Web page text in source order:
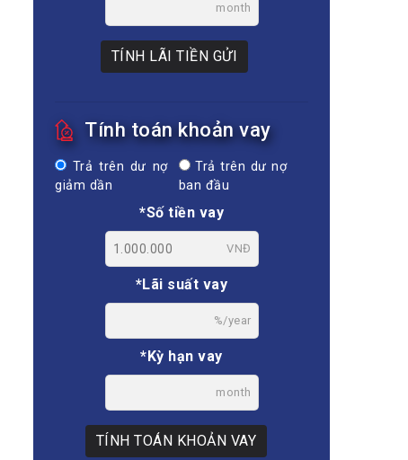
month
TÍNH LÃI TIỀN GỬI
Tính toán khoản vay
Trả trên dư nợ
giảm dần
Trả trên dư nợ
ban đầu
*Số tiền vay
VNĐ
*Lãi suất vay
%/year
*Kỳ hạn vay
month
TÍNH TOÁN KHOẢN VAY